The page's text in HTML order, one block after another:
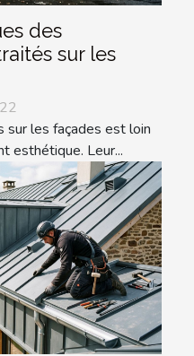
des
sur les
sur les façades est loin
esthétique. Leur...